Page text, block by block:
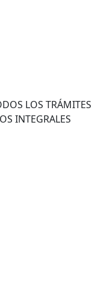
LOS TRÁMITES
INTEGRALES